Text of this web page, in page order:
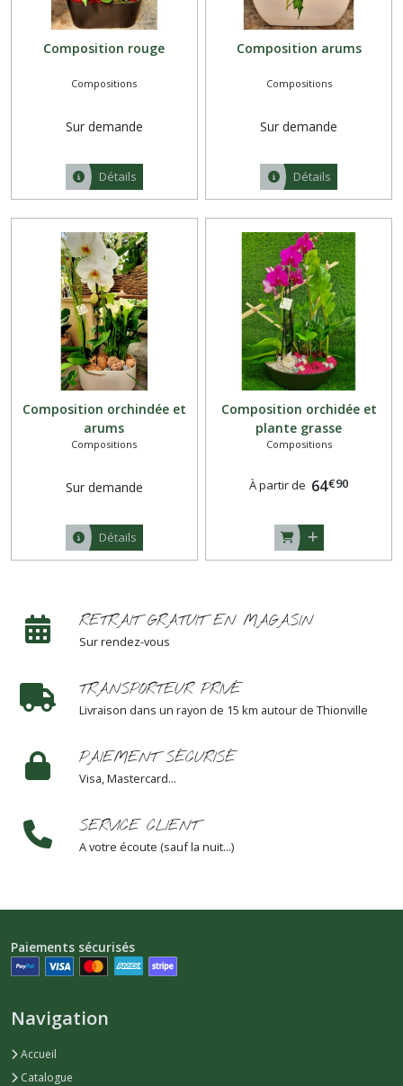
Composition rouge
Compositions
Sur demande
Détails
Composition arums
Compositions
Sur demande
Détails
Composition orchindée et
arums
Compositions
Sur demande
Détails
Composition orchidée et
plante grasse
Compositions
À partir de 64€90
RETRAIT GRATUIT EN MAGASIN
Sur rendez-vous
TRANSPORTEUR PRIVÉ
Livraison dans un rayon de 15 km autour de Thionville
PAIEMENT SÉCURISÉ
Visa, Mastercard...
SERVICE CLIENT
A votre écoute (sauf la nuit...)
Paiements sécurisés
Navigation
Accueil
Catalogue